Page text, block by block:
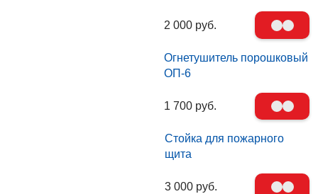
2 000 руб.
Огнетушитель порошковый
ОП-6
1 700 руб.
Стойка для пожарного
щита
3 000 руб.